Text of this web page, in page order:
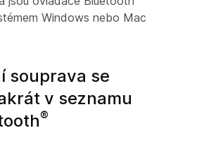
Windows nebo Mac
souprava se
v seznamu
®